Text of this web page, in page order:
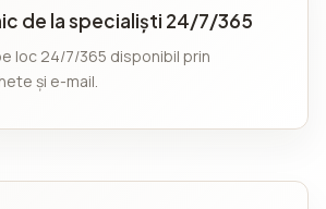
de la specialiști 24/7/365
loc 24/7/365 disponibil prin
și e-mail.